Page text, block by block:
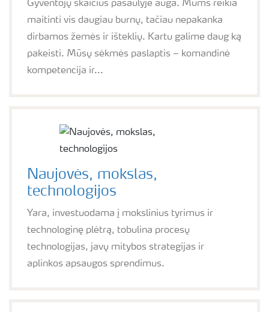
Gyventojų skaičius pasaulyje auga. Mums reikia
maitinti vis daugiau burnų, tačiau nepakanka
dirbamos žemės ir išteklių. Kartu galime daug ką
pakeisti. Mūsų sėkmės paslaptis – komandinė
kompetencija ir...
Naujovės, mokslas,
technologijos
Yara, investuodama į mokslinius tyrimus ir
technologinę plėtrą, tobulina procesų
technologijas, javų mitybos strategijas ir
aplinkos apsaugos sprendimus.